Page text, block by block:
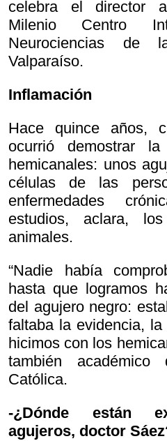
celebra el director
Milenio Centro
Neurociencias de
Valparaíso.
Inflamación
Hace quince años,
ocurrió demostrar
hemicanales: unos
células de las
enfermedades
estudios, aclara,
animales.
“Nadie había
hasta que logramos
del agujero negro:
faltaba la evidencia,
hicimos con los
también
Católica.
-¿Dónde están
agujeros, doctor